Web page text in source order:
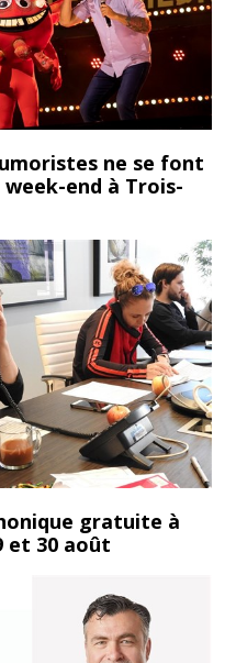
ne se font
end à Trois-
gratuite à
et 30 août